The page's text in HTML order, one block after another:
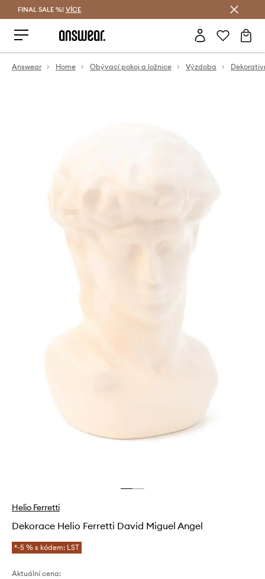
FINAL SALE %! VÍCE
Answear Home Obývací pokoj a ložnice Výzdoba
Helio Ferretti
Dekorace Helio Ferretti David Miguel Angel
*-5 % s kódem: LST
Aktuální cena: